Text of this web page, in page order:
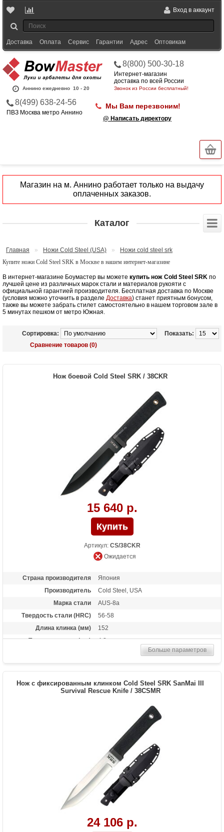
Вход в аккаунт
Доставка Оплата Сервис Гарантии Адрес Оптовикам
Аннино ежедневно 10 - 20
8(800) 500-30-18
Интернет-магазин
доставка по всей России
Звонок из России бесплатный!
8(499) 638-24-56
ПВЗ Москва метро Аннино
Мы Вам перезвоним!
@ Написать директору
Магазин на м. Аннино работает только на выдачу
оплаченных заказов.
Каталог
Главная » Ножи Cold Steel (USA) »
Ножи cold steel srk
Купите ножи Cold Steel SRK в Москве в нашем интернет-магазине
В интернет-магазине Боумастер вы можете купить нож Cold Steel SRK по
лучшей цене из различных марок стали и материалов рукояти с
официальной гарантией производителя. Бесплатная доставка по Москве
(условия можно уточнить в разделе Доставка) станет приятным бонусом,
также вы можете забрать стилет самостоятельно в нашем торговом зале в
5 минутах пешком от метро Южная.
Показать:
Сортировка:
Сравнение товаров (0)
Нож боевой Cold Steel SRK / 38CKR
15 640 р.
Артикул: CS/38CKR
Ожидается
Страна производителя
Япония
Производитель
Cold Steel, USA
Марка стали
AUS-8a
Твердость стали (HRC)
56-58
Длина клинка (мм)
152
Толщина клинка (мм)
4.8
Материал рукоятки
Kray-Ex
Комплектация
ножны из черного пластика Secure-Ex с
охотничий нож, тактический нож,
универсальный нож
подпилена гарда (чтобы не попадать в
класс холодного оружия)
Больше параметров
Нож с фиксированным клинком Cold Steel SRK SanMai III
Survival Rescue Knife / 38CSMR
24 106 р.